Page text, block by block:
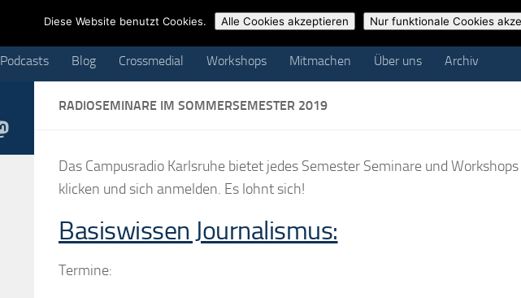
Blog Crossmedial Workshops Mitmachen Über uns Archiv
Podcasts Blog Crossmedial Workshops Mitmachen Über uns Archiv
RADIOSEMINARE IM SOMMERSEMESTER 2019
Das Campusradio Karlsruhe bietet jedes Semester Seminare und
klicken und sich anmelden. Es lohnt sich!
Basiswissen Journalismus:
Termine:
Diese Website benutzt Cookies. Alle Cookies akzeptieren Nur funktionale Cookies